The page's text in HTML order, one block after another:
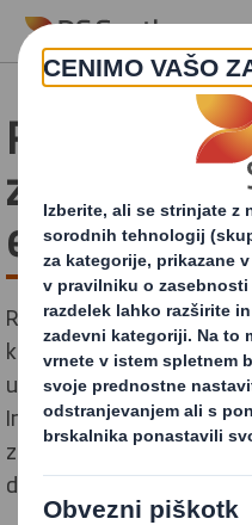
Skip to main content
PACE -
zanesljive
embalaže
Razvili smo napredno
ki zagotavlja izjemno
učinkovitost, ki se
Imenujemo ga PACE
zmogljivost
doslednost